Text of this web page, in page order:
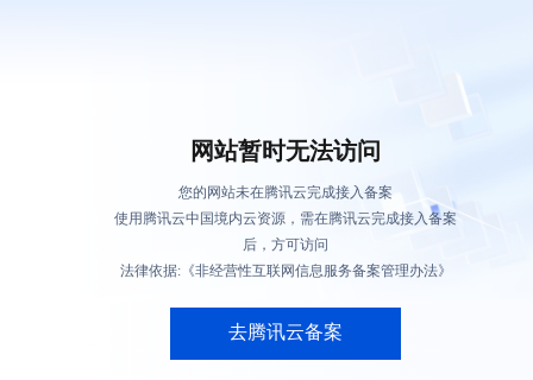
网站暂时无法访问
您的网站未在腾讯云完成接入备案
使用腾讯云中国境内云资源，需在腾讯云完成接入备案
后，方可访问
法律依据:《非经营性互联网信息服务备案管理办法》
去腾讯云备案